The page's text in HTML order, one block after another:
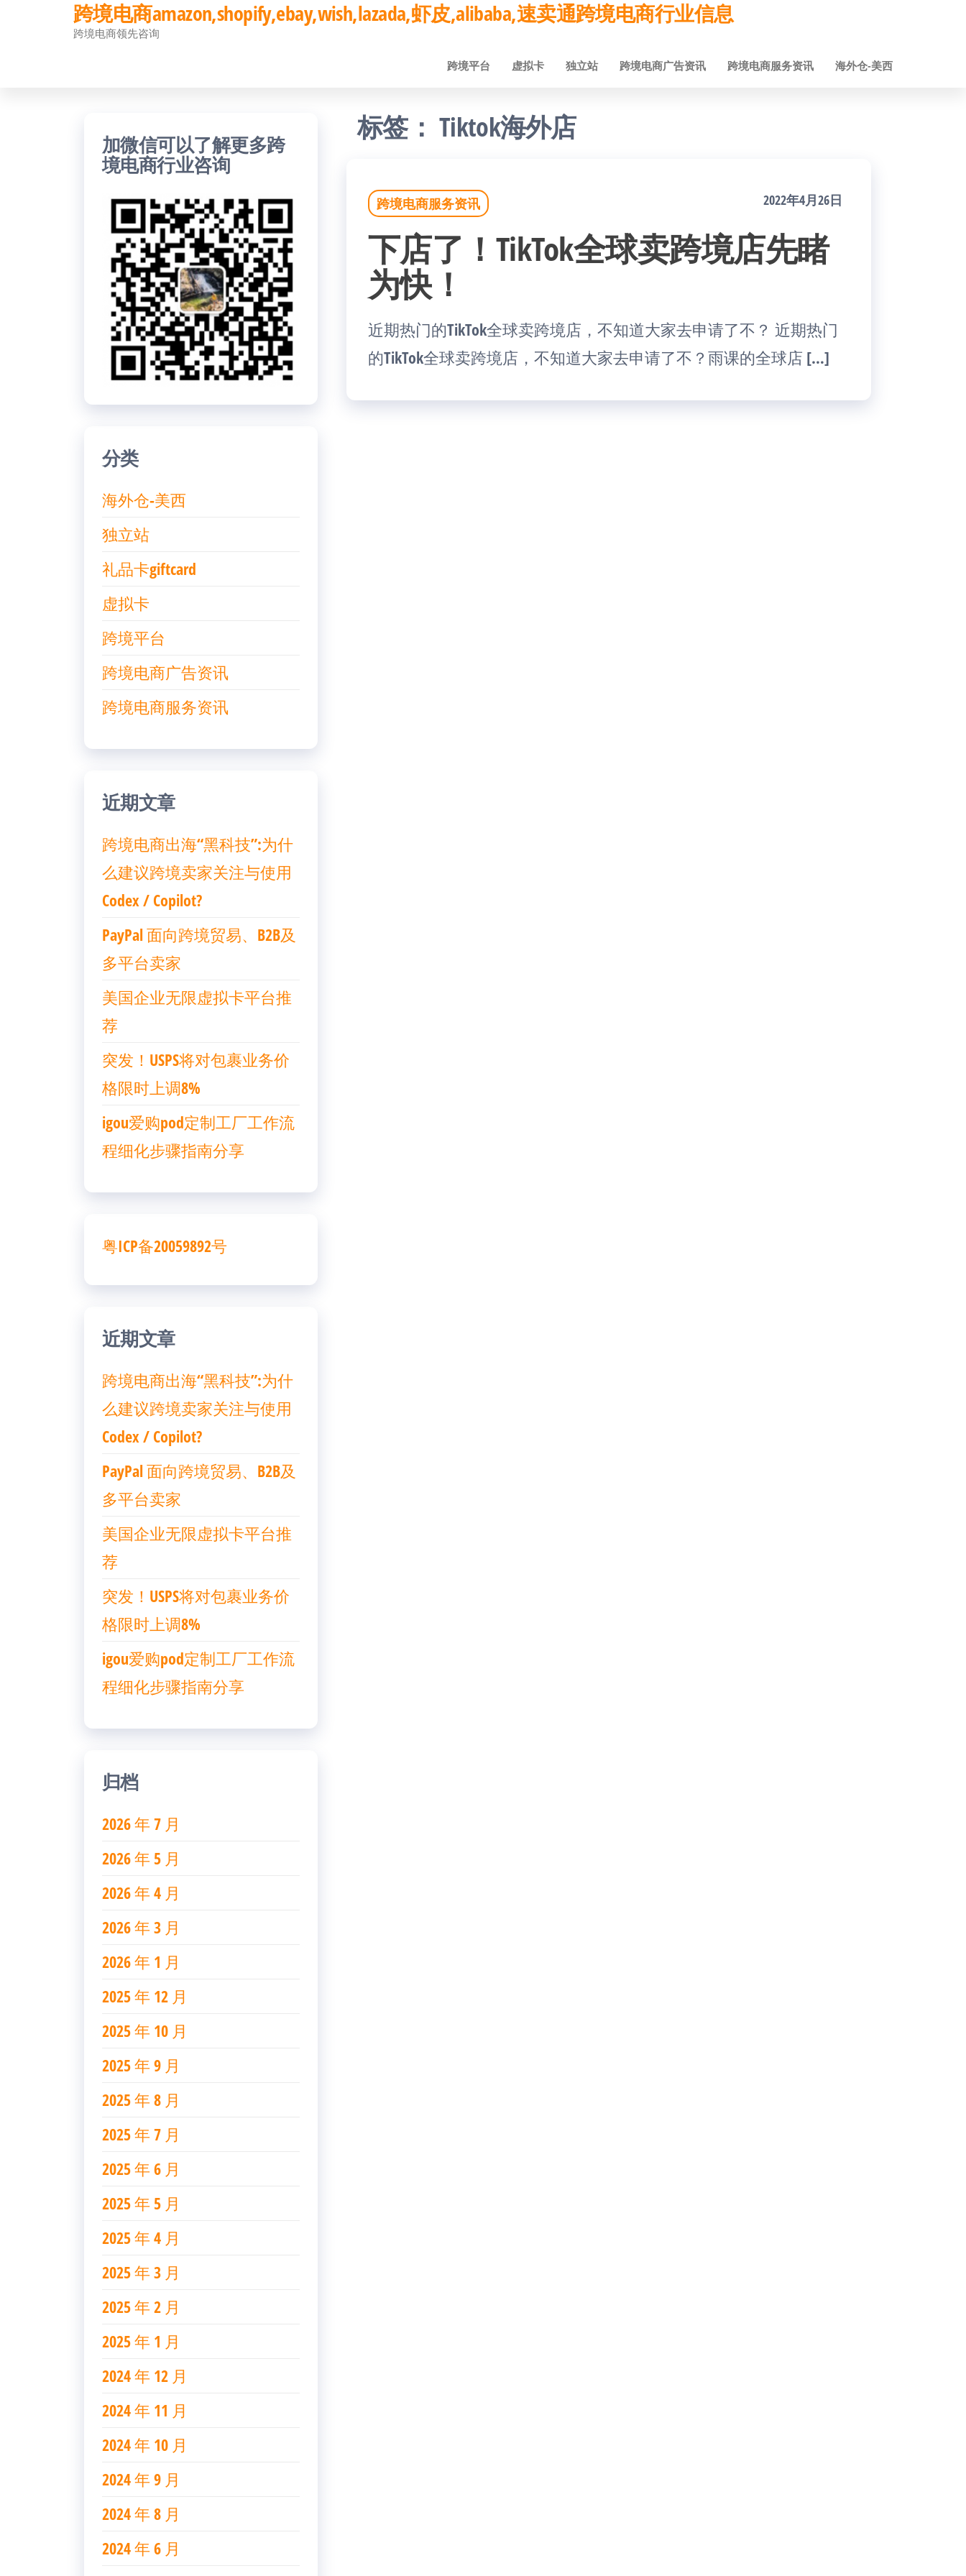
跨境电商amazon,shopify,ebay,wish,lazada,虾皮,alibaba,速卖通跨境电商行业信息
跨境电商领先咨询
跨境平台 虚拟卡 独立站 跨境电商广告资讯 跨境电商服务资讯 海外仓-美西
标签：Tiktok海外店
跨境电商服务资讯 2022年4月26日
下店了！TikTok全球卖跨境店先睹
为快！
近期热门的TikTok全球卖跨境店，不知道大家去申请了不？ 近期热门
的TikTok全球卖跨境店，不知道大家去申请了不？雨课的全球店 […]
加微信可以了解更多跨
境电商行业咨询
分类
海外仓-美西
独立站
礼品卡giftcard
虚拟卡
跨境平台
跨境电商广告资讯
跨境电商服务资讯
近期文章
跨境电商出海“黑科技”:为什
么建议跨境卖家关注与使用
Codex / Copilot?
PayPal 面向跨境贸易、B2B及
多平台卖家
美国企业无限虚拟卡平台推
荐
突发！USPS将对包裹业务价
格限时上调8%
igou爱购pod定制工厂工作流
程细化步骤指南分享
粤ICP备20059892号
近期文章
跨境电商出海“黑科技”:为什
么建议跨境卖家关注与使用
Codex / Copilot?
PayPal 面向跨境贸易、B2B及
多平台卖家
美国企业无限虚拟卡平台推
荐
突发！USPS将对包裹业务价
格限时上调8%
igou爱购pod定制工厂工作流
程细化步骤指南分享
归档
2026 年 7 月
2026 年 5 月
2026 年 4 月
2026 年 3 月
2026 年 1 月
2025 年 12 月
2025 年 10 月
2025 年 9 月
2025 年 8 月
2025 年 7 月
2025 年 6 月
2025 年 5 月
2025 年 4 月
2025 年 3 月
2025 年 2 月
2025 年 1 月
2024 年 12 月
2024 年 11 月
2024 年 10 月
2024 年 9 月
2024 年 8 月
2024 年 6 月